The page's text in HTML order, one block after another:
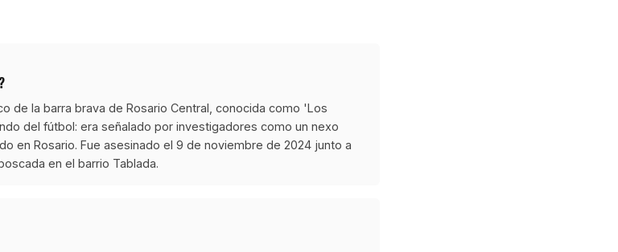
de la barra brava de Rosario Central, conocida como 'Los
del fútbol: era señalado por investigadores como un nexo
en Rosario. Fue asesinado el 9 de noviembre de 2024 junto a
en el barrio Tablada.